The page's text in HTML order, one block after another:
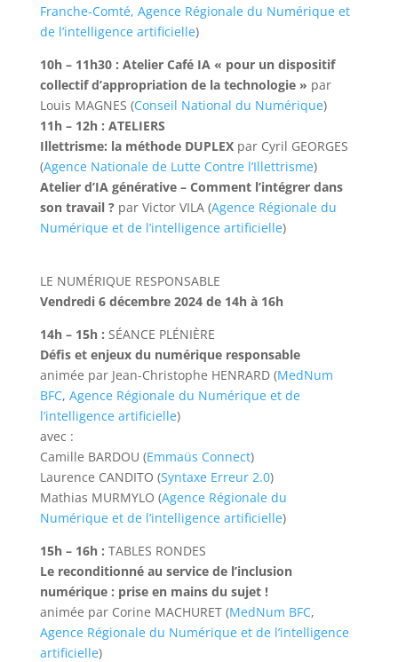
Franche-Comté, Agence Régionale du Numérique et
de l’intelligence artificielle)
10h – 11h30 : Atelier Café IA « pour un dispositif
collectif d’appropriation de la technologie » par
Louis MAGNES (Conseil National du Numérique)
11h – 12h : ATELIERS
Illettrisme: la méthode DUPLEXpar Cyril GEORGES
(Agence Nationale de Lutte Contre l’Illettrisme)
Atelier d’IA générative – Comment l’intégrer dans
son travail ?par Victor VILA (Agence Régionale du
Numérique et de l’intelligence artificielle)
LE NUMÉRIQUE RESPONSABLE
Vendredi 6 décembre 2024 de 14h à 16h
14h – 15h : SÉANCE PLÉNIÈRE
Défis et enjeux du numérique responsable
animée par Jean-Christophe HENRARD (MedNum
BFC, Agence Régionale du Numérique et de
l’intelligence artificielle)
avec :
Camille BARDOU (Emmaüs Connect)
Laurence CANDITO (Syntaxe Erreur 2.0)
Mathias MURMYLO (Agence Régionale du
Numérique et de l’intelligence artificielle)
15h – 16h : TABLES RONDES
Le reconditionné au service de l’inclusion
numérique : prise en mains du sujet !
animée par Corine MACHURET (MedNum BFC,
Agence Régionale du Numérique et de l’intelligence
artificielle)